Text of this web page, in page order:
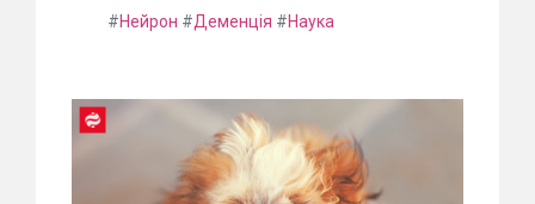
#Нейрон #Деменція #Наука